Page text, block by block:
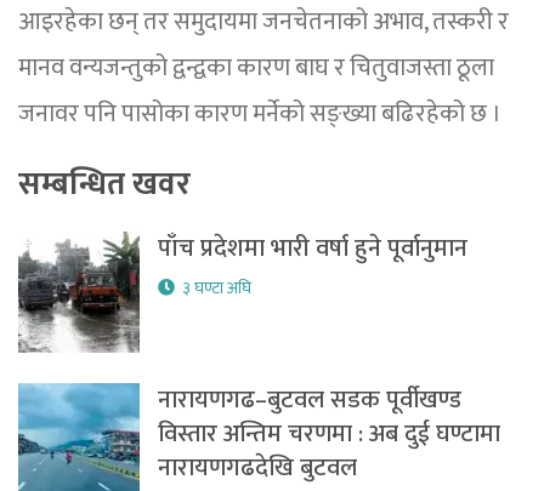
आइरहेका छन् तर समुदायमा जनचेतनाको अभाव, तस्करी र
मानव वन्यजन्तुको द्वन्द्वका कारण बाघ र चितुवाजस्ता ठूला
जनावर पनि पासोका कारण मर्नेको सङ्ख्या बढिरहेको छ ।
सम्बन्धित खवर
पाँच प्रदेशमा भारी वर्षा हुने पूर्वानुमान
३ घण्टा अघि
नारायणगढ–बुटवल सडक पूर्वीखण्ड
विस्तार अन्तिम चरणमा : अब दुई घण्टामा
नारायणगढदेखि बुटवल